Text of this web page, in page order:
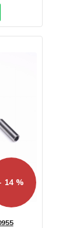
14 %